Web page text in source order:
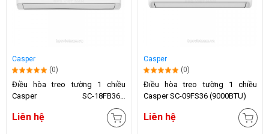
Casper
(0)
Điều hòa treo tường 1 chiều
Casper SC-18FB36A
Liên hệ
Casper
(0)
Điều hòa treo tường 1 chiều
Casper SC-09FS36 (9000BTU)
Liên hệ